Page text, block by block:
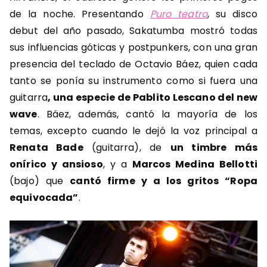
de la noche. Presentando Puro teatro, su disco
debut del año pasado, Sakatumba mostró todas
sus influencias góticas y postpunkers, con una gran
presencia del teclado de Octavio Báez, quien cada
tanto se ponía su instrumento como si fuera una
guitarra, una especie de Pablito Lescano del new
wave. Báez, además, cantó la mayoría de los
temas, excepto cuando le dejó la voz principal a
Renata Bade(guitarra), de un timbre más
onírico y ansioso, y a Marcos Medina Bellotti
(bajo) que cantó firme y a los gritos “Ropa
equivocada”.